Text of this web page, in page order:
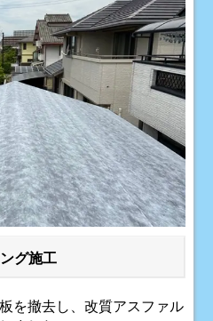
グ施工
を撤去し、改質アスファル